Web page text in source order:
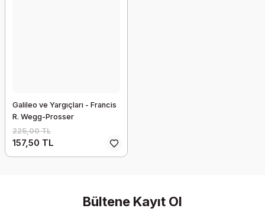
Galileo ve Yargıçları - Francis
R. Wegg-Prosser
225,00 TL
157,50 TL
Bültene Kayıt Ol